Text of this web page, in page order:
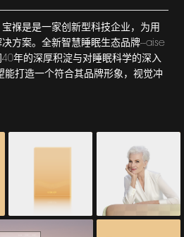
褓是是一家创新型科技企业，为用
方案。全新智慧睡眠生态品牌--aise
年的深厚积淀与对睡眠科学的深入
能打造一个符合其品牌形象，视觉冲